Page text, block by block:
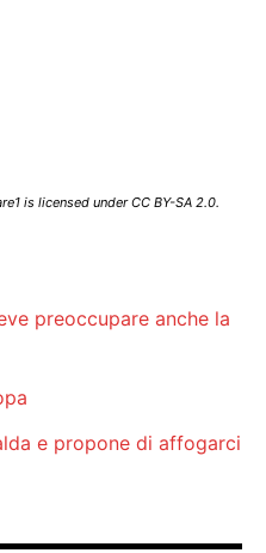
is licensed under CC BY-SA 2.0.
preoccupare anche la
e propone di affogarci